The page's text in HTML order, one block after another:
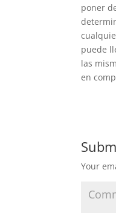
poner
puede
las
en
Your